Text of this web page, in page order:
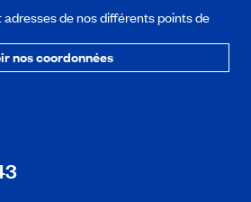
de nos différents points de
nos coordonnées